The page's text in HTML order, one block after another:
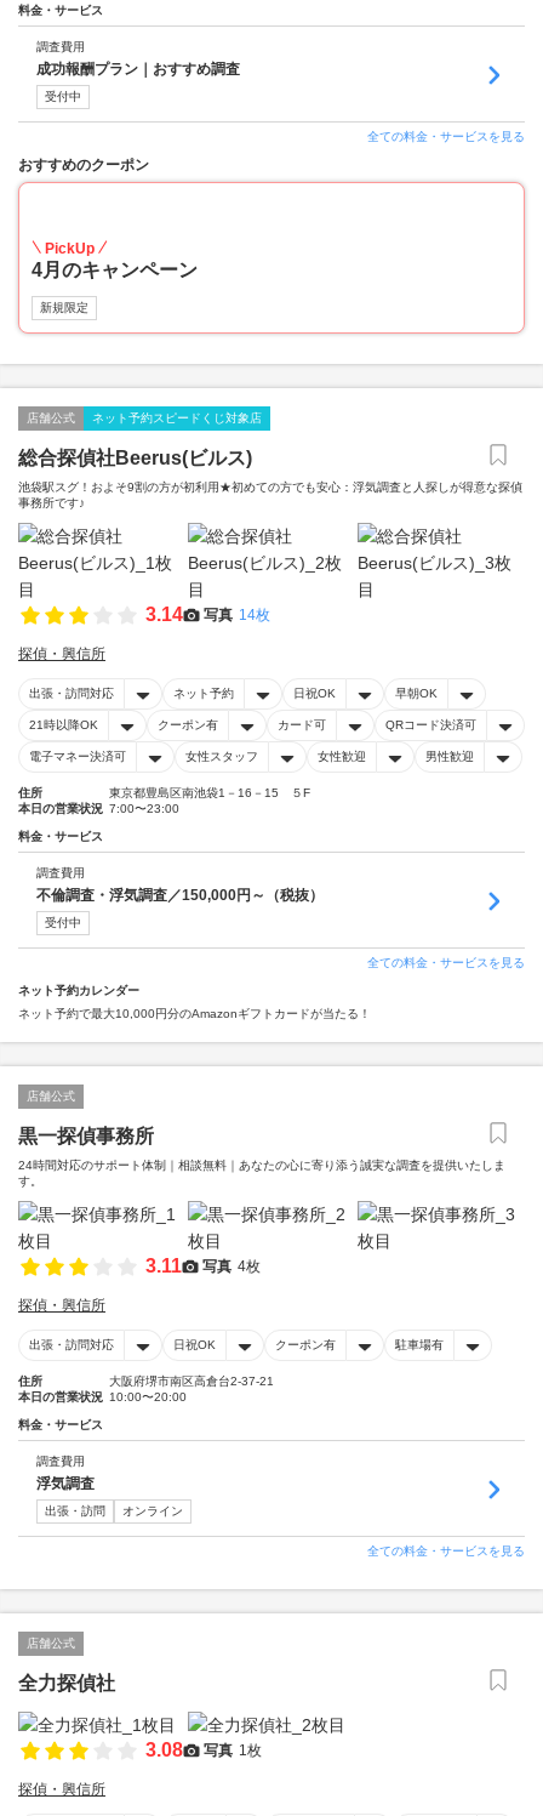
料金・サービス
調査費用
成功報酬プラン｜おすすめ調査
受付中
全ての料金・サービスを見る
おすすめのクーポン
PickUp
4月のキャンペーン
新規限定
店舗公式 ネット予約スピードくじ対象店
総合探偵社Beerus(ビルス)
池袋駅スグ！およそ9割の方が初利用★初めての方でも安心：浮気調査と人探しが得意な探偵
事務所です♪
3.14 写真 14枚
探偵・興信所
出張・訪問対応 ネット予約 日祝OK 早朝OK
21時以降OK クーポン有 カード可 QRコード決済可
電子マネー決済可 女性スタッフ 女性歓迎 男性歓迎
住所
東京都豊島区南池袋1－16－15 ５F
本日の営業状況 7:00〜23:00
料金・サービス
調査費用
不倫調査・浮気調査／150,000円～（税抜）
受付中
全ての料金・サービスを見る
ネット予約カレンダー
ネット予約で最大10,000円分のAmazonギフトカードが当たる！
店舗公式
黒一探偵事務所
24時間対応のサポート体制｜相談無料｜あなたの心に寄り添う誠実な調査を提供いたしま
す。
3.11 写真 4枚
探偵・興信所
出張・訪問対応 日祝OK クーポン有 駐車場有
住所
大阪府堺市南区高倉台2-37-21
本日の営業状況 10:00〜20:00
料金・サービス
調査費用
浮気調査
出張・訪問 オンライン
全ての料金・サービスを見る
店舗公式
全力探偵社
3.08 写真 1枚
探偵・興信所